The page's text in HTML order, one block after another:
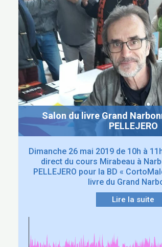
Salon du livre Grand
PELLEJERO
Dimanche 26 mai 2019 de 10h à
direct du cours Mirabeau à
PELLEJERO pour la BD «
livre du Grand
Lire la suite